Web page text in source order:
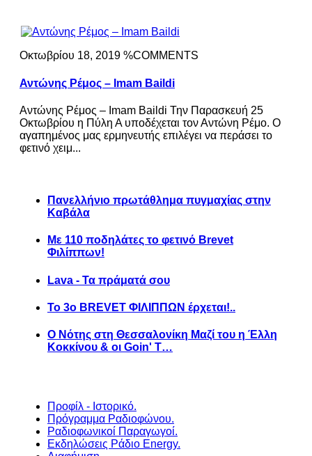
Οκτωβρίου 18, 2019 %COMMENTS
Αντώνης Ρέμος – Imam Baildi
Αντώνης Ρέμος – Imam Baildi Την Παρασκευή 25
Οκτωβρίου η Πύλη Α υποδέχεται τον Αντώνη Ρέμο. Ο
αγαπημένος μας ερμηνευτής επιλέγει να περάσει το
φετινό χειμ...
Πανελλήνιο πρωτάθλημα πυγμαχίας στην
Καβάλα
Με 110 ποδηλάτες το φετινό Brevet
Φιλίππων!
Lava - Τα πράματά σου
Το 3ο BREVET ΦΙΛΙΠΠΩΝ έρχεται!..
Ο Νότης στη Θεσσαλονίκη Μαζί του η Έλλη
Κοκκίνου & οι Goin' T…
Προφίλ - Ιστορικό.
Πρόγραμμα Ραδιοφώνου.
Ραδιοφωνικοί Παραγωγοί.
Εκδηλώσεις Ράδιο Energy.